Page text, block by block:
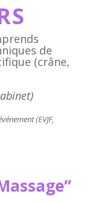
de
(crâne,
(EVJF,